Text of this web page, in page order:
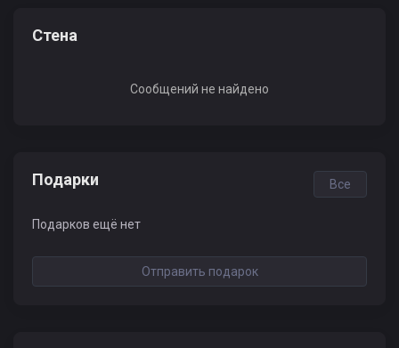
Стена
Сообщений не найдено
Подарки Все
Подарков ещё нет
Отправить подарок